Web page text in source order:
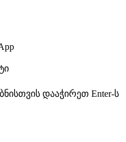
დააჭირეთ Enter-ს